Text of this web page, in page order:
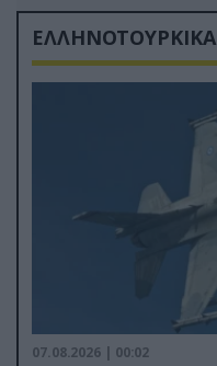
ΕΛΛΗΝΟΤΟΥΡΚΙΚΑ
07.08.2026 | 00:02